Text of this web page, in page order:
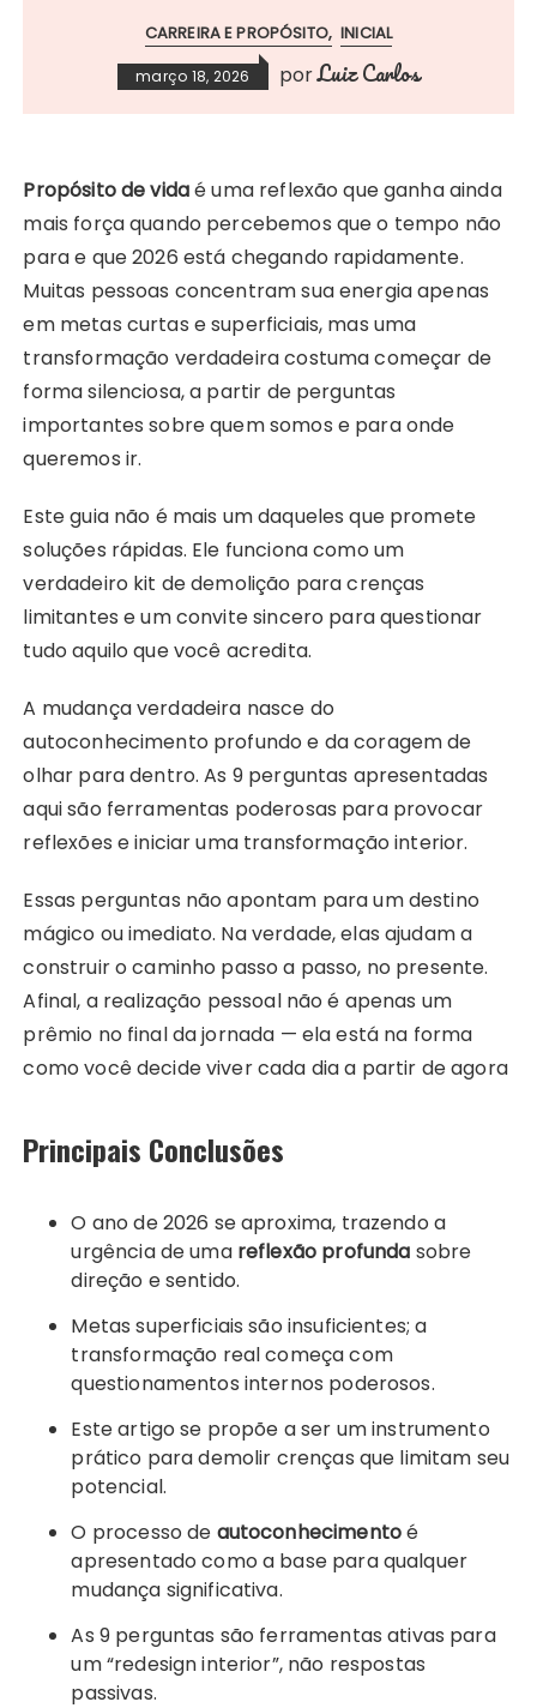
CARREIRA E PROPÓSITO INICIAL
março 18, 2026 porLuiz Carlos
Propósito de vidaé uma reflexão que ganha ainda
mais força quando percebemos que o tempo não
para e que 2026 está chegando rapidamente.
Muitas pessoas concentram sua energia apenas
em metas curtas e superficiais, mas uma
transformação verdadeira costuma começar de
forma silenciosa, a partir de perguntas
importantes sobre quem somos e para onde
queremos ir.
Este guia não é mais um daqueles que promete
soluções rápidas. Ele funciona como um
verdadeiro kit de demolição para crenças
limitantes e um convite sincero para questionar
tudo aquilo que você acredita.
A mudança verdadeira nasce do
autoconhecimento profundo e da coragem de
olhar para dentro. As 9 perguntas apresentadas
aqui são ferramentas poderosas para provocar
reflexões e iniciar uma transformação interior.
Essas perguntas não apontam para um destino
mágico ou imediato. Na verdade, elas ajudam a
construir o caminho passo a passo, no presente.
Afinal, a realização pessoal não é apenas um
prêmio no final da jornada — ela está na forma
como você decide viver cada dia a partir de agora
Principais Conclusões
O ano de 2026 se aproxima, trazendo a
urgência de uma reflexão profunda sobre
direção e sentido.
Metas superficiais são insuficientes; a
transformação real começa com
questionamentos internos poderosos.
Este artigo se propõe a ser um instrumento
prático para demolir crenças que limitam seu
potencial.
O processo de autoconhecimentoé
apresentado como a base para qualquer
mudança significativa.
As 9 perguntas são ferramentas ativas para
um “redesign interior”, não respostas
passivas.